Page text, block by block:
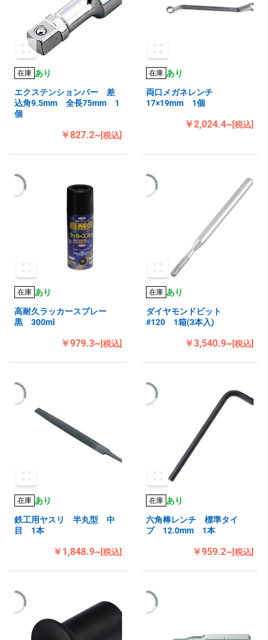
在庫 あり
エクステンションバー 差
込角9.5mm 全長75mm 1
個
￥827.2~[税込]
在庫 あり
両口メガネレンチ
17×19mm 1個
￥2,024.4~[税込]
在庫 あり
高耐久ラッカースプレー
黒 300ml
￥979.3~[税込]
在庫 あり
ダイヤモンドビット
#120 1箱(3本入)
￥3,540.9~[税込]
在庫 あり
鉄工用ヤスリ 半丸型 中
目 1本
￥1,848.9~[税込]
在庫 あり
六角棒レンチ 標準タイ
プ 12.0mm 1本
￥959.2~[税込]